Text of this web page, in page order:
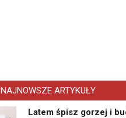
NAJNOWSZE ARTYKUŁY
Latem śpisz gorzej i